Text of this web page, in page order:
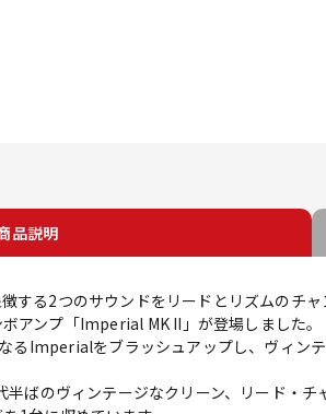
品説明
する2つのサウンドをリードとリズムのチ
アンプ「Imperial MK II」が登場しました。
るImperialをブラッシュアップし、ヴィン
半ばのヴィンテージなクリーン、リード・